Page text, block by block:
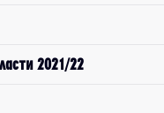
2021/22